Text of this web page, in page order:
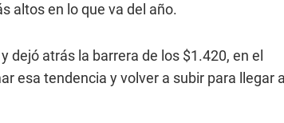
altos en lo que va del año.
dejó atrás la barrera de los $1.420, en el
esa tendencia y volver a subir para llegar